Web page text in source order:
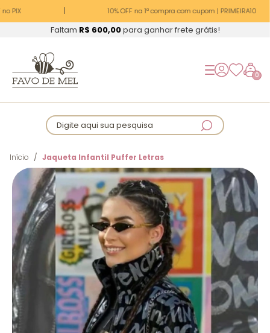
PIX 10% OFF na 1ª compra com cupom | PRIMEIRA10
Faltam R$ 600,00para ganhar frete grátis!
0
Digite aqui sua pesquisa
Início Jaqueta Infantil Puffer Letras